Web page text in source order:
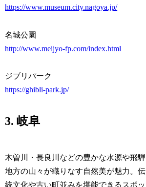
https://www.museum.city.nagoya.jp/
名城公園
http://www.meijyo-fp.com/index.html
ジブリパーク
https://ghibli-park.jp/
3. 岐阜
木曽川・長良川などの豊かな水源や飛騨
地方の山々が織りなす自然美が魅力。伝
統文化や古い町並みを堪能できるスポッ